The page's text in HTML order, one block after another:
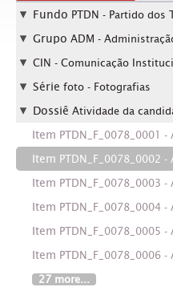
Fundo PTDN - Partido dos
Grupo ADM -
CIN - Comunicação
Série foto - Fotografias
Dossiê Atividade da candidatura "Lula
Item PTDN_F_0078_0001 - Atividade da candidatura "Lula
Item PTDN_F_0078_0002 - Atividade da candidatura "Lula
Item PTDN_F_0078_0003 - Atividade da candidatura "Lula
Item PTDN_F_0078_0004 - Atividade da candidatura "Lula
Item PTDN_F_0078_0005 - Atividade da candidatura "Lula
Item PTDN_F_0078_0006 - Atividade da candidatura "Lula
27 more...